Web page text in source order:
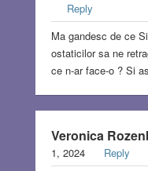
Reply
Ma gandesc de ce
ostaticilor sa ne
ce n-ar face-o ? Si
Veronica
1, 2024
Reply